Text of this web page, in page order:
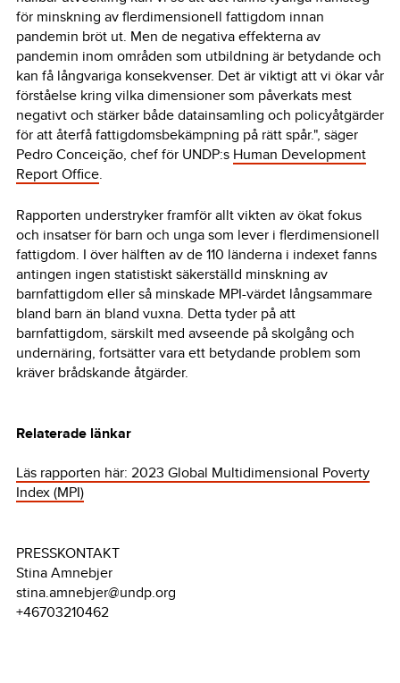
för minskning av flerdimensionell fattigdom innan
pandemin bröt ut. Men de negativa effekterna av
pandemin inom områden som utbildning är betydande och
kan få långvariga konsekvenser. Det är viktigt att vi ökar vår
förståelse kring vilka dimensioner som påverkats mest
negativt och stärker både datainsamling och policyåtgärder
för att återfå fattigdomsbekämpning på rätt spår.", säger
Pedro Conceição, chef för UNDP:s Human Development
Report Office.
Rapporten understryker framför allt vikten av ökat fokus
och insatser för barn och unga som lever i flerdimensionell
fattigdom. I över hälften av de 110 länderna i indexet fanns
antingen ingen statistiskt säkerställd minskning av
barnfattigdom eller så minskade MPI-värdet långsammare
bland barn än bland vuxna. Detta tyder på att
barnfattigdom, särskilt med avseende på skolgång och
undernäring, fortsätter vara ett betydande problem som
kräver brådskande åtgärder.
Relaterade länkar
Läs rapporten här: 2023 Global Multidimensional Poverty
Index (MPI)
PRESSKONTAKT
Stina Amnebjer
stina.amnebjer@undp.org
+46703210462